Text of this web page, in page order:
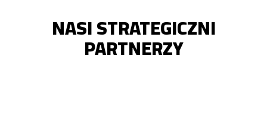
NASI STRATEGICZNI
PARTNERZY